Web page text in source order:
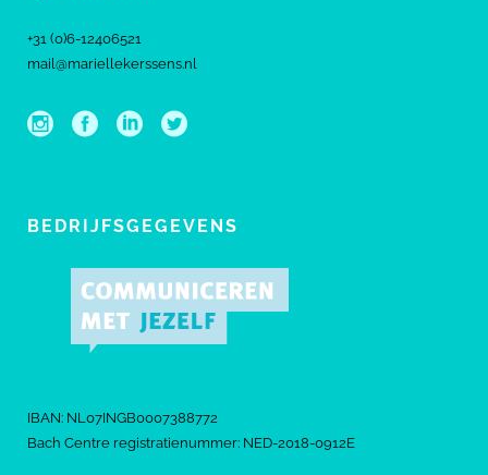
+31 (0)6-12406521
mail@mariellekerssens.nl
BEDRIJFSGEGEVENS
IBAN: NL07INGB0007388772
Bach Centre registratienummer: NED-2018-0912E